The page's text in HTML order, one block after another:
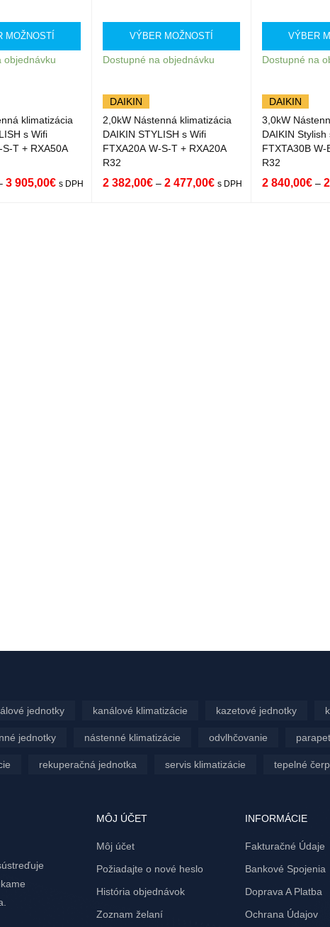
MOŽNOSTÍ
objednávku
klimatizácia
s Wifi
T + RXA50A
3 905,00€ s DPH
VÝBER MOŽNOSTÍ
Dostupné na objednávku
DAIKIN
2,0kW Nástenná klimatizácia
DAIKIN STYLISH s Wifi
FTXA20A W-S-T + RXA20A
R32
2 382,00€ – 2 477,00€ s DPH
VÝBER
Dostupné na
DAIKIN
3,0kW
DAIKIN Stylish
FTXTA30B W-
R32
2 840,00€ –
jednotky kanálové klimatizácie kazetové jednotky
jednotky nástenné klimatizácie odvlhčovanie
rekuperačná jednotka servis klimatizácie tepelné
MÔJ ÚČET
Môj účet
Požiadajte o nové heslo
História objednávok
Zoznam želaní
INFORMÁCIE
Fakturačné Údaje
Bankové Spojenia
Doprava A Platba
Ochrana Údajov